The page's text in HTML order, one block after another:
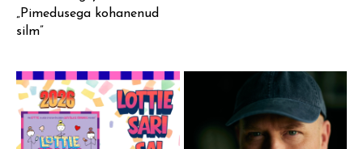
„Pimedusega kohanenud
silm”